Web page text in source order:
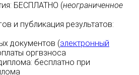
БЕСПЛАТНО (неограниченное
и публикация результатов:
документов (электронный
оргвзноса
бесплатно при